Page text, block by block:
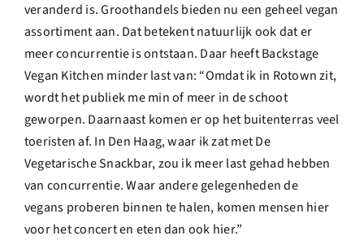
veranderd is. Groothandels bieden nu een geheel vegan
assortiment aan. Dat betekent natuurlijk ook dat er
meer concurrentie is ontstaan. Daar heeft Backstage
Vegan Kitchen minder last van: “Omdat ik in Rotown zit,
wordt het publiek me min of meer in de schoot
geworpen. Daarnaast komen er op het buitenterras veel
toeristen af. In Den Haag, waar ik zat met De
Vegetarische Snackbar, zou ik meer last gehad hebben
van concurrentie. Waar andere gelegenheden de
vegans proberen binnen te halen, komen mensen hier
voor het concert en eten dan ook hier.”